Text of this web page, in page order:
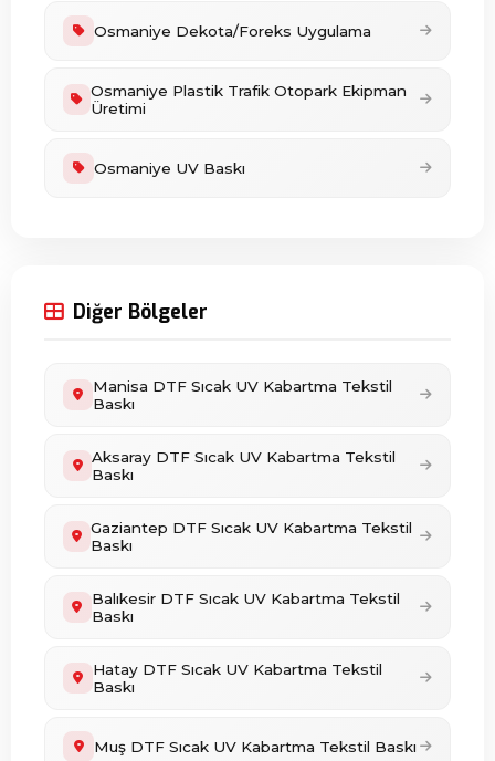
Osmaniye Dekota/Foreks Uygulama
Osmaniye Plastik Trafik Otopark Ekipman
Üretimi
Osmaniye UV Baskı
Diğer Bölgeler
Manisa DTF Sıcak UV Kabartma Tekstil
Baskı
Aksaray DTF Sıcak UV Kabartma Tekstil
Baskı
Gaziantep DTF Sıcak UV Kabartma Tekstil
Baskı
Balıkesir DTF Sıcak UV Kabartma Tekstil
Baskı
Hatay DTF Sıcak UV Kabartma Tekstil
Baskı
Muş DTF Sıcak UV Kabartma Tekstil Baskı